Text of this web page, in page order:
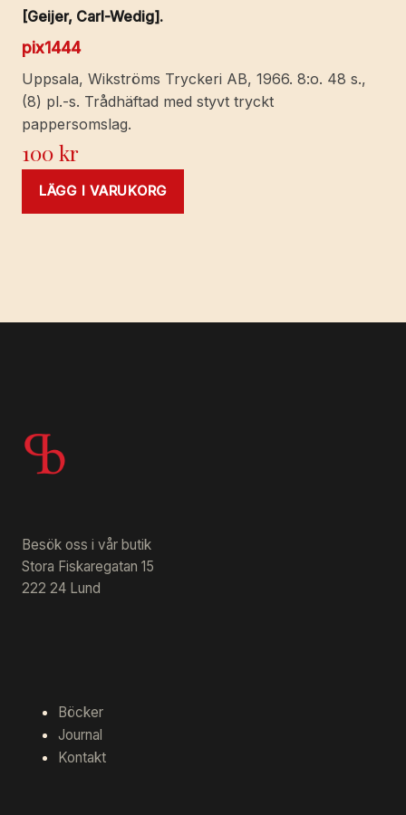
[Geijer, Carl-Wedig].
pix1444
Uppsala, Wikströms Tryckeri AB, 1966. 8:o. 48 s.,
(8) pl.-s. Trådhäftad med styvt tryckt
pappersomslag.
100kr
LÄGG I VARUKORG
Besök oss i vår butik
Stora Fiskaregatan 15
222 24 Lund
Böcker
Journal
Kontakt